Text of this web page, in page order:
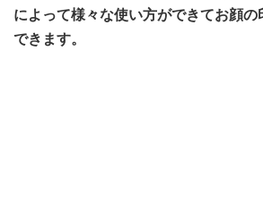
によって様々な使い方ができてお顔
できます。